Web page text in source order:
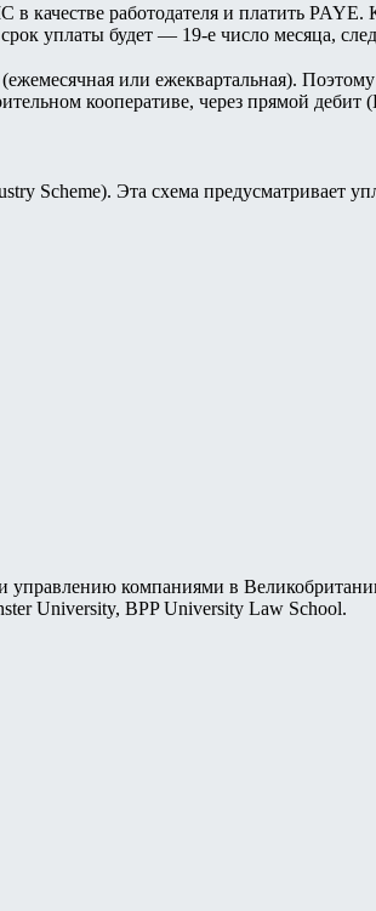
качестве работодателя и платить
уплаты будет — 19-е число месяца,
или ежеквартальная).
кооперативе, через прямой дебит
Scheme). Эта схема предусматривает
компаниями в
University, BPP University Law School.